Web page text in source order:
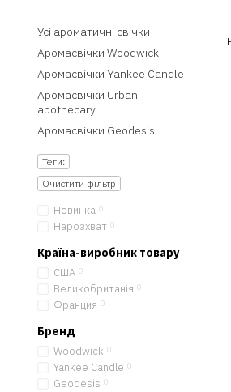
Усі ароматичні свічки
Аромасвічки Woodwick
Аромасвічки Yankee Candle
Аромасвічки Urban
apothecary
Аромасвічки Geodesis
Теги:
Очистити фільтр
Новинка 0
Нарозхват 0
Країна-виробник товару
США 0
Великобританія 0
Франция 0
Бренд
Woodwick 0
Yankee Candle 0
Geodesis 0